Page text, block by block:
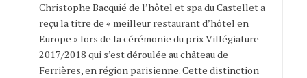
Christophe Bacquié de l’hôtel et spa du Castellet a
reçu la titre de « meilleur restaurant d’hôtel en
Europe » lors de la cérémonie du prix Villégiature
2017/2018 qui s’est déroulée au château de
Ferrières, en région parisienne. Cette distinction